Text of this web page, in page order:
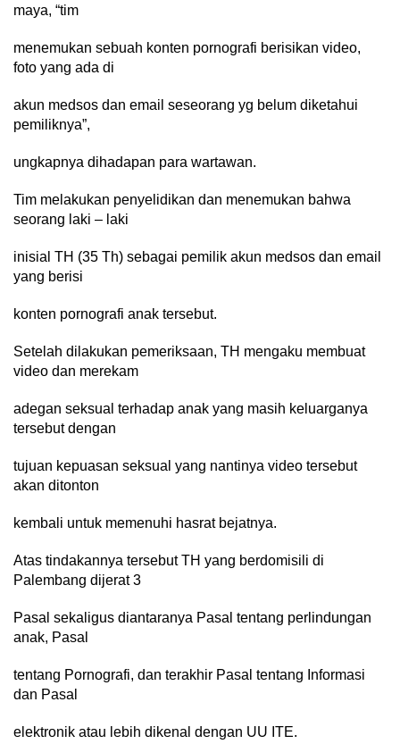
maya, “tim
menemukan sebuah konten pornografi berisikan video,
foto yang ada di
akun medsos dan email seseorang yg belum diketahui
pemiliknya”,
ungkapnya dihadapan para wartawan.
Tim melakukan penyelidikan dan menemukan bahwa
seorang laki – laki
inisial TH (35 Th) sebagai pemilik akun medsos dan email
yang berisi
konten pornografi anak tersebut.
Setelah dilakukan pemeriksaan, TH mengaku membuat
video dan merekam
adegan seksual terhadap anak yang masih keluarganya
tersebut dengan
tujuan kepuasan seksual yang nantinya video tersebut
akan ditonton
kembali untuk memenuhi hasrat bejatnya.
Atas tindakannya tersebut TH yang berdomisili di
Palembang dijerat 3
Pasal sekaligus diantaranya Pasal tentang perlindungan
anak, Pasal
tentang Pornografi, dan terakhir Pasal tentang Informasi
dan Pasal
elektronik atau lebih dikenal dengan UU ITE.